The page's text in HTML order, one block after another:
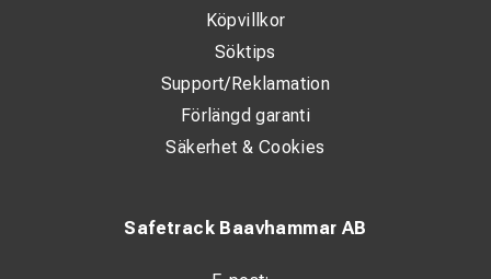
Safetrack Baavhammar AB
Köpvillkor
Söktips
Support/Reklamation
Förlängd garanti
Säkerhet & Cookies